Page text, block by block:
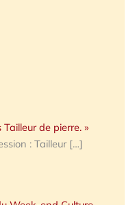
Tailleur de pierre. »
: Tailleur […]